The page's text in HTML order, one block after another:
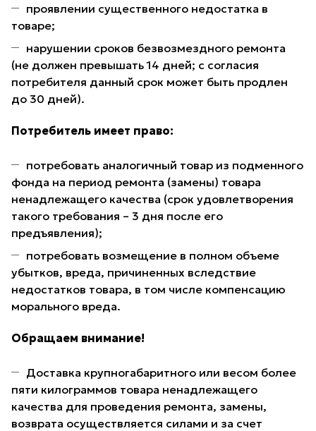
проявлении существенного недостатка в
товаре;
нарушении сроков безвозмездного ремонта
(не должен превышать 14 дней; с согласия
потребителя данный срок может быть продлен
до 30 дней).
Потребитель имеет право:
потребовать аналогичный товар из подменного
фонда на период ремонта (замены) товара
ненадлежащего качества (срок удовлетворения
такого требования – 3 дня после его
предъявления);
потребовать возмещение в полном объеме
убытков, вреда, причиненных вследствие
недостатков товара, в том числе компенсацию
морального вреда.
Обращаем внимание!
Доставка крупногабаритного или весом более
пяти килограммов товара ненадлежащего
качества для проведения ремонта, замены,
возврата осуществляется силами и за счет